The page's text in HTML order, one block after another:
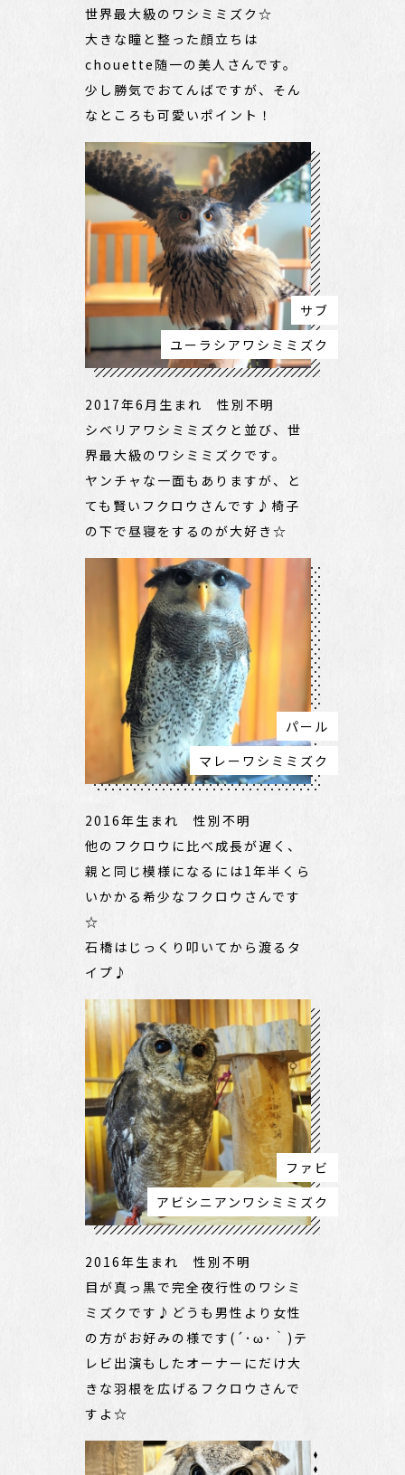
世界最大級のワシミミズク☆
大きな瞳と整った顔立ちは
chouette随一の美人さんです。
少し勝気でおてんばですが、そん
なところも可愛いポイント！
サブ
ユーラシアワシミミズク
2017年6月生まれ 性別不明
シベリアワシミミズクと並び、世
界最大級のワシミミズクです。
ヤンチャな一面もありますが、と
ても賢いフクロウさんです♪椅子
の下で昼寝をするのが大好き☆
パール
マレーワシミミズク
2016年生まれ 性別不明
他のフクロウに比べ成長が遅く、
親と同じ模様になるには1年半くら
いかかる希少なフクロウさんです
☆
石橋はじっくり叩いてから渡るタ
イプ♪
ファビ
アビシニアンワシミミズク
2016年生まれ 性別不明
目が真っ黒で完全夜行性のワシミ
ミズクです♪どうも男性より女性
の方がお好みの様です(´･ω･｀)テ
レビ出演もしたオーナーにだけ大
きな羽根を広げるフクロウさんで
すよ☆